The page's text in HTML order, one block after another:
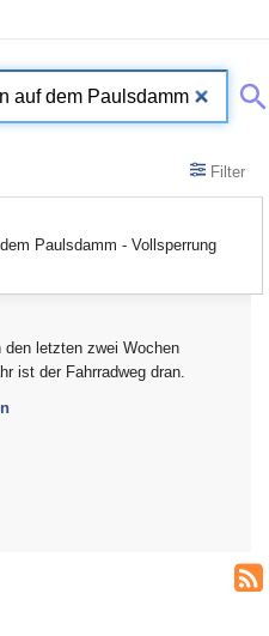
Filter
Paulsdamm - Vollsperrung
letzten zwei Wochen
ist der Fahrradweg dran.